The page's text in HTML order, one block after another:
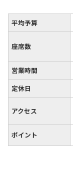
平均予算
座席数
営業時間
定休日
アクセス
ポイント